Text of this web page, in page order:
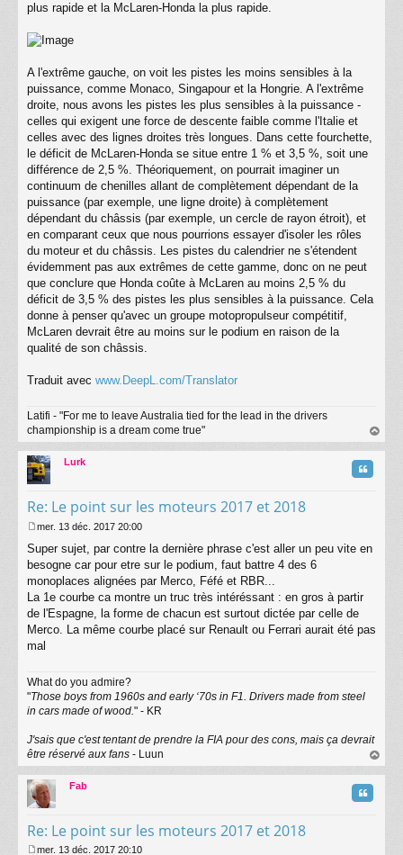
plus rapide et la McLaren-Honda la plus rapide.
A l'extrême gauche, on voit les pistes les moins sensibles à la
puissance, comme Monaco, Singapour et la Hongrie. A l'extrême
droite, nous avons les pistes les plus sensibles à la puissance -
celles qui exigent une force de descente faible comme l'Italie et
celles avec des lignes droites très longues. Dans cette fourchette,
le déficit de McLaren-Honda se situe entre 1 % et 3,5 %, soit une
différence de 2,5 %. Théoriquement, on pourrait imaginer un
continuum de chenilles allant de complètement dépendant de la
puissance (par exemple, une ligne droite) à complètement
dépendant du châssis (par exemple, un cercle de rayon étroit), et
en comparant ceux que nous pourrions essayer d'isoler les rôles
du moteur et du châssis. Les pistes du calendrier ne s'étendent
évidemment pas aux extrêmes de cette gamme, donc on ne peut
que conclure que Honda coûte à McLaren au moins 2,5 % du
déficit de 3,5 % des pistes les plus sensibles à la puissance. Cela
donne à penser qu'avec un groupe motopropulseur compétitif,
McLaren devrait être au moins sur le podium en raison de la
qualité de son châssis.
Traduit avec www.DeepL.com/Translator
Latifi - "For me to leave Australia tied for the lead in the drivers
championship is a dream come true"
au
Lurk
Re: Le point sur les moteurs 2017 et 2018
Citation
e
s
s
g
e
mer. 13 déc. 2017 20:00
Super sujet, par contre la dernière phrase c'est aller un peu vite en
besogne car pour etre sur le podium, faut battre 4 des 6
monoplaces alignées par Merco, Féfé et RBR...
La 1e courbe ca montre un truc très intéréssant : en gros à partir
de l'Espagne, la forme de chacun est surtout dictée par celle de
Merco. La même courbe placé sur Renault ou Ferrari aurait été pas
mal
What do you admire?
"Those boys from 1960s and early ‘70s in F1. Drivers made from steel
in cars made of wood. " - KR
J'sais que c'est tentant de prendre la FIA pour des cons, mais ça devrait
être réservé aux fans - Luun
au
Fab
Re: Le point sur les moteurs 2017 et 2018
Citation
mer. 13 déc. 2017 20:10